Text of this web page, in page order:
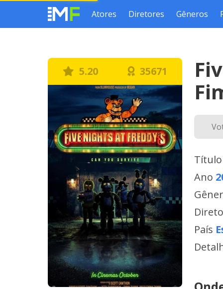
Atores Diretores Gêneros
5.20 35671
Ano
País